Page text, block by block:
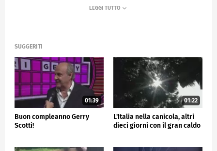
SUGGERITI
01:39
Buon compleanno Gerry
Scotti!
01:22
L'Italia nella canicola, altri
dieci giorni con il gran caldo